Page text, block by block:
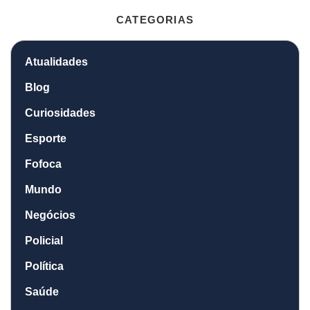
CATEGORIAS
Atualidades
Blog
Curiosidades
Esporte
Fofoca
Mundo
Negócios
Policial
Política
Saúde